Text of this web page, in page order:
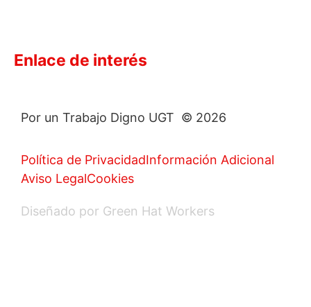
Enlace de interés
Por un Trabajo Digno UGT © 2026
Política de PrivacidadInformación Adicional
Aviso LegalCookies
Diseñado por Green Hat Workers